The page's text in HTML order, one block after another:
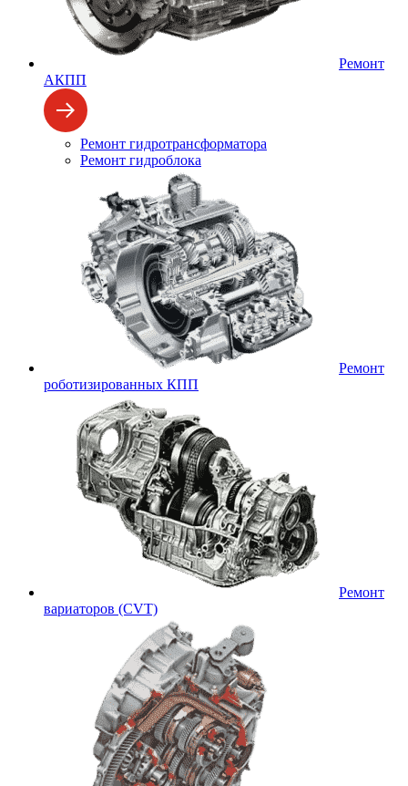
Ремонт
АКПП
Ремонт гидротрансформатора
Ремонт гидроблока
Ремонт
роботизированных КПП
Ремонт
вариаторов (CVT)